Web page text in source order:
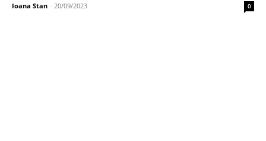
Ioana Stan - 20/09/2023 0